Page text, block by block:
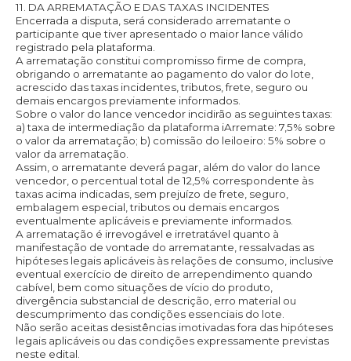
11. DA ARREMATAÇÃO E DAS TAXAS INCIDENTES
Encerrada a disputa, será considerado arrematante o
participante que tiver apresentado o maior lance válido
registrado pela plataforma.
A arrematação constitui compromisso firme de compra,
obrigando o arrematante ao pagamento do valor do lote,
acrescido das taxas incidentes, tributos, frete, seguro ou
demais encargos previamente informados.
Sobre o valor do lance vencedor incidirão as seguintes taxas:
a) taxa de intermediação da plataforma iArremate: 7,5% sobre
o valor da arrematação; b) comissão do leiloeiro: 5% sobre o
valor da arrematação.
Assim, o arrematante deverá pagar, além do valor do lance
vencedor, o percentual total de 12,5% correspondente às
taxas acima indicadas, sem prejuízo de frete, seguro,
embalagem especial, tributos ou demais encargos
eventualmente aplicáveis e previamente informados.
A arrematação é irrevogável e irretratável quanto à
manifestação de vontade do arrematante, ressalvadas as
hipóteses legais aplicáveis às relações de consumo, inclusive
eventual exercício de direito de arrependimento quando
cabível, bem como situações de vício do produto,
divergência substancial de descrição, erro material ou
descumprimento das condições essenciais do lote.
Não serão aceitas desistências imotivadas fora das hipóteses
legais aplicáveis ou das condições expressamente previstas
neste edital.